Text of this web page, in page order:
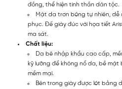
đồng, thể hiện tinh thần dân tộc.
Mặt da trơn bóng tự nhiên, dễ
phục. Đế giày đúc với họa tiết
ma sát.
Chất liệu:
Da bê nhập khẩu cao cấp,
kỹ lưỡng để không nổ da, bề
mềm mại.
Bên trong giày được lót bằng